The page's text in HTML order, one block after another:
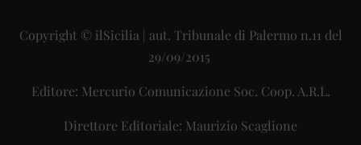
Copyright © ilSicilia | aut. Tribunale di Palermo n.11 del
29/09/2015
Editore: Mercurio Comunicazione Soc. Coop. A.R.L.
Direttore Editoriale: Maurizio Scaglione